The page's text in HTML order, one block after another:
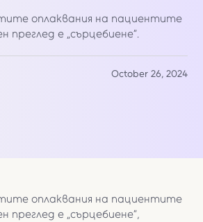
оплаквания на пациентите
преглед е „сърцебиене”.
October 26, 2024
оплаквания на пациентите
преглед е „сърцебиене”,